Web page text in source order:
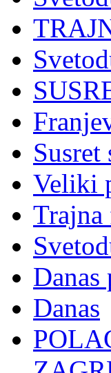
Veliki
Trajna
Danas